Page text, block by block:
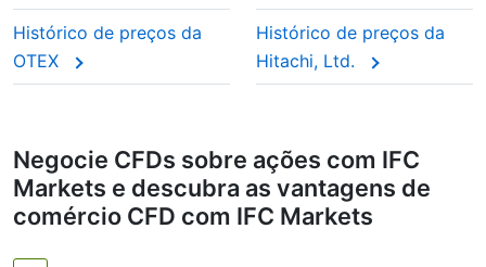
Histórico de preços da
OTEX
Histórico de preços da
Hitachi, Ltd.
Negocie CFDs sobre ações com IFC
Markets e descubra as vantagens de
comércio CFD com IFC Markets